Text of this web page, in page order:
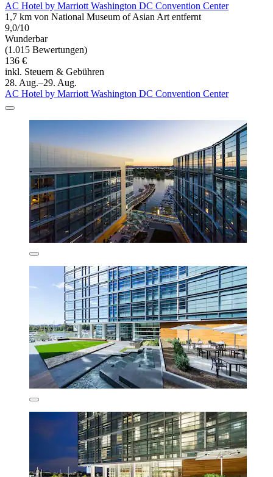
AC Hotel by Marriott Washington DC Convention Center
1,7 km von National Museum of Asian Art entfernt
9,0/10
Wunderbar
(1.015 Bewertungen)
136 €
inkl. Steuern & Gebühren
28. Aug.–29. Aug.
AC Hotel by Marriott Washington DC Convention Center